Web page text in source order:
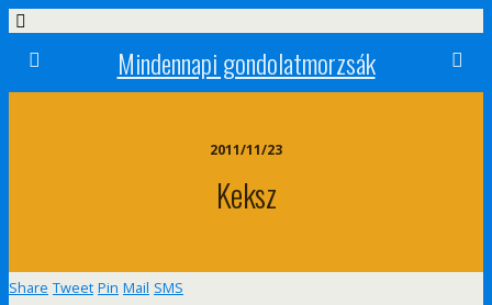
Mindennapi gondolatmorzsák
2011/11/23
Keksz
Share Tweet Pin Mail SMS